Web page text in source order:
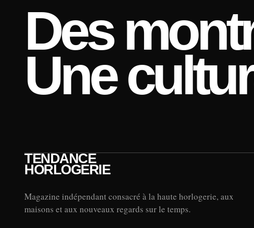
Des
Une
TENDANCE
HORLOGERIE
Magazine indépendant consacré à la haute horlogerie, aux
maisons et aux nouveaux regards sur le temps.